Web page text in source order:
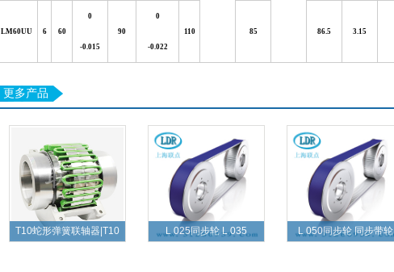
LM60UU 6 60
0
-0.015
90
0
-0.022
110 85 86.5 3.15
更多产品
T10蛇形弹簧联轴器|T10 L 025同步轮 L 035 L 050同步轮 同步带轮